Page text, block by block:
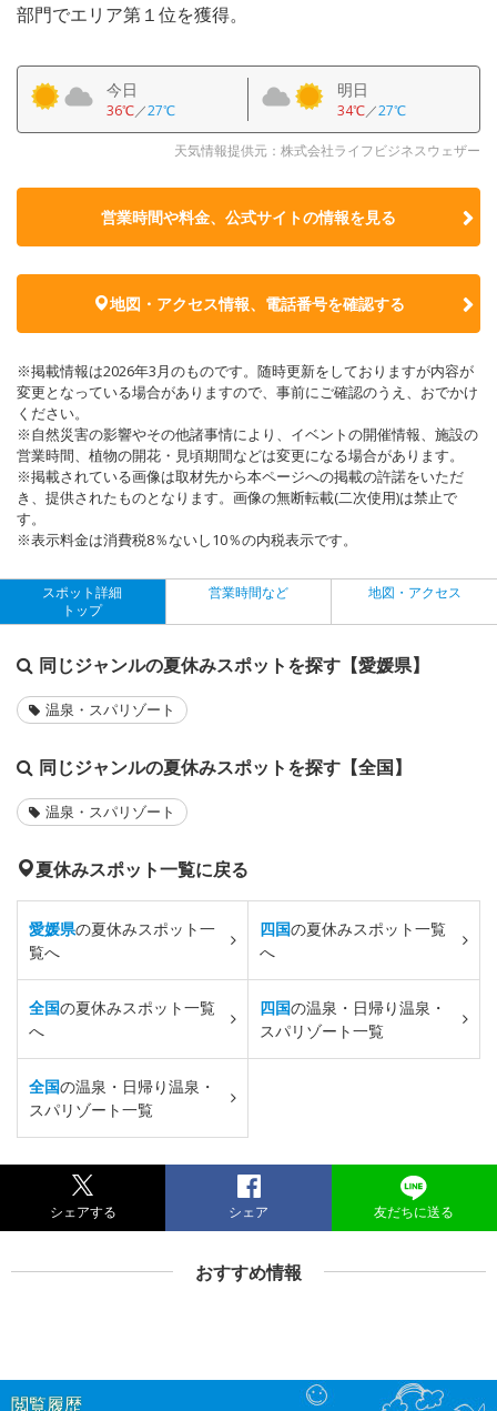
部門でエリア第１位を獲得。
今日
36℃／27℃
明日
34℃／27℃
天気情報提供元：株式会社ライフビジネスウェザー
営業時間や料金、公式サイトの情報を見る
地図・アクセス情報、電話番号を確認する
※掲載情報は2026年3月のものです。随時更新をしておりますが内容が
変更となっている場合がありますので、事前にご確認のうえ、おでかけ
ください。
※自然災害の影響やその他諸事情により、イベントの開催情報、施設の
営業時間、植物の開花・見頃期間などは変更になる場合があります。
※掲載されている画像は取材先から本ページへの掲載の許諾をいただ
き、提供されたものとなります。画像の無断転載(二次使用)は禁止で
す。
※表示料金は消費税8％ないし10％の内税表示です。
スポット詳細
トップ
営業時間など 地図・アクセス
同じジャンルの夏休みスポットを探す【愛媛県】
温泉・スパリゾート
同じジャンルの夏休みスポットを探す【全国】
温泉・スパリゾート
夏休みスポット一覧に戻る
愛媛県の夏休みスポット一
覧へ
四国の夏休みスポット一覧
へ
全国の夏休みスポット一覧
へ
四国の温泉・日帰り温泉・
スパリゾート一覧
全国の温泉・日帰り温泉・
スパリゾート一覧
シェアする シェア 友だちに送る
おすすめ情報
閲覧履歴